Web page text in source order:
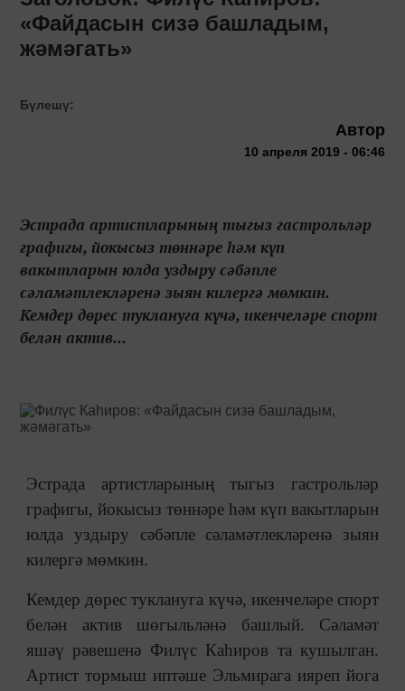
«Файдасын сизә башладым,
жәмәгать»
Бүлешү:
Автор
10 апреля 2019 - 06:46
Эстрада артистларының тыгыз гастрольләр
графигы, йокысыз төннәре һәм күп
вакытларын юлда уздыру сәбәпле
сәламәтлекләренә зыян килергә мөмкин.
Кемдер дөрес туклануга күчә, икенчеләре спорт
белән актив...
Эстрада артистларының тыгыз гастрольләр
графигы, йокысыз төннәре һәм күп вакытларын
юлда уздыру сәбәпле сәламәтлекләренә зыян
килергә мөмкин.
Кемдер дөрес туклануга күчә, икенчеләре спорт
белән актив шөгыльләнә башлый. Сәламәт
яшәү рәвешенә Филүс Каһиров та кушылган.
Артист тормыш иптәше Эльмирага ияреп йога